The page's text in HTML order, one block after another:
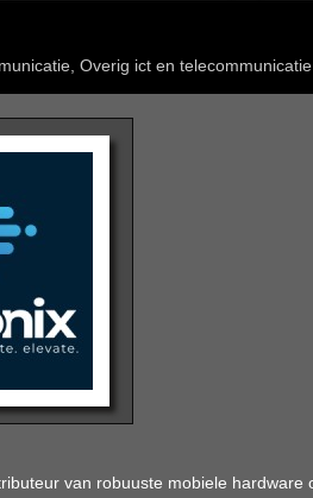
Overig ict en telecommunicatie
van robuuste mobiele hardware